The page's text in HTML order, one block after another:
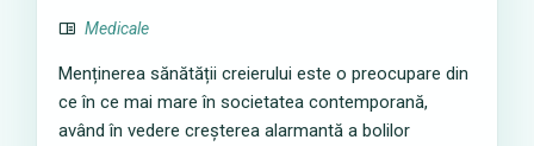
Medicale
Menținerea sănătății creierului este o preocupare din
ce în ce mai mare în societatea contemporană,
având în vedere creșterea alarmantă a bolilor